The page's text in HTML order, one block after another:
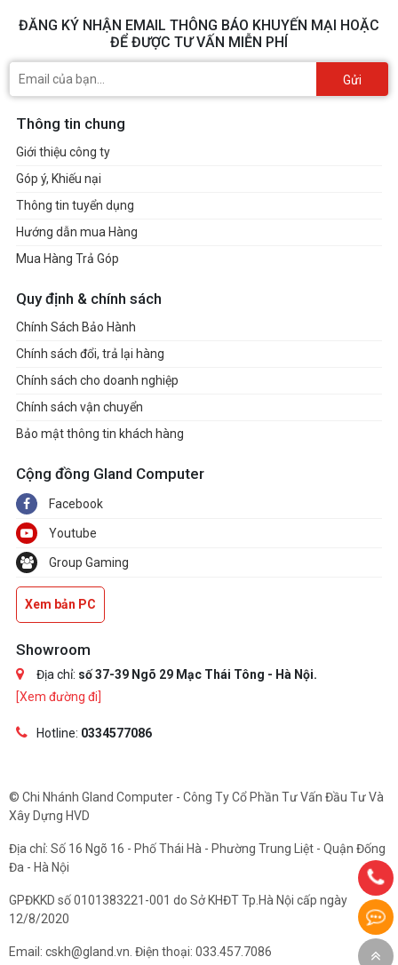
ĐĂNG KÝ NHẬN EMAIL THÔNG BÁO KHUYẾN MẠI HOẶC
ĐỂ ĐƯỢC TƯ VẤN MIỄN PHÍ
Gửi
Thông tin chung
Giới thiệu công ty
Góp ý, Khiếu nại
Thông tin tuyển dụng
Hướng dẫn mua Hàng
Mua Hàng Trả Góp
Quy định & chính sách
Chính Sách Bảo Hành
Chính sách đổi, trả lại hàng
Chính sách cho doanh nghiệp
Chính sách vận chuyển
Bảo mật thông tin khách hàng
Cộng đồng Gland Computer
Facebook
Youtube
Group Gaming
Xem bản PC
Showroom
Địa chỉ: số 37-39 Ngõ 29 Mạc Thái Tông - Hà Nội.
[Xem đường đi]
Hotline: 0334577086
© Chi Nhánh Gland Computer - Công Ty Cổ Phần Tư Vấn Đầu Tư Và
Xây Dựng HVD
Địa chỉ: Số 16 Ngõ 16 - Phố Thái Hà - Phường Trung Liệt - Quận Đống
Đa - Hà Nội
GPĐKKD số 0101383221-001 do Sở KHĐT Tp.Hà Nội cấp ngày
12/8/2020
Email: cskh@gland.vn. Điện thoại: 033.457.7086